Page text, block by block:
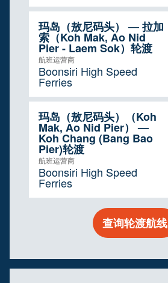
玛岛（敖尼码头） — 拉加
索（Koh Mak, Ao Nid
Pier - Laem Sok）轮渡
航班运营商
Boonsiri High Speed
Ferries
玛岛（敖尼码头）（Koh
Mak, Ao Nid Pier） —
Koh Chang (Bang Bao
Pier)轮渡
航班运营商
Boonsiri High Speed
Ferries
查询轮渡航线